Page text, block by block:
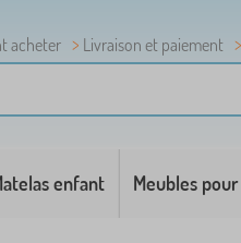
acheter Livraison et paiement
enfant Meubles